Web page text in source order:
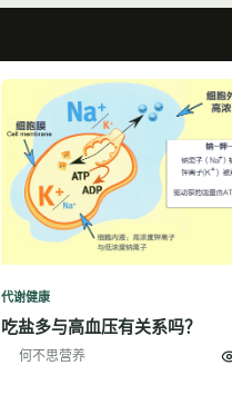
代谢健康
吃盐多与高血压有关系吗？
何不思营养